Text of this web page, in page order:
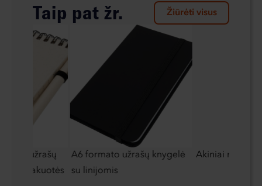
Taip pat žr. Žiūrėti visus
užrašų
pakuotės
A6 formato užrašų knygelė
su linijomis
Akiniai nuo